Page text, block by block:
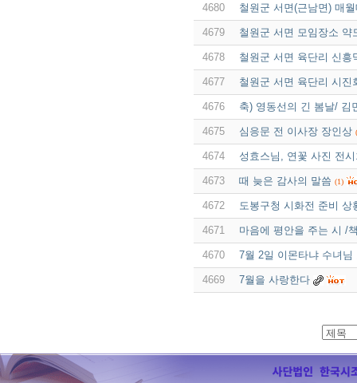
4680 철원군 서면(근남면) 매
4679 철원군 서면 모임장소 약
4678 철원군 서면 육단리 신흥
4677 철원군 서면 육단리 시
4676 축) 영동선의 긴 봄날/ 김
4675 심응문 전 이사장 장인상
4674 성효스님, 연꽃 사진 전
4673 때 늦은 감사의 말씀 (1)
4672 도봉구청 시화전 준비 상
4671 마음에 평안을 주는 시 /
4670 7월 2일 이몬타냐 수녀님
4669 7월을 사랑한다